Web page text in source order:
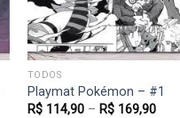
TODOS
Playmat Pokémon – #1
R$114,90– R$169,90